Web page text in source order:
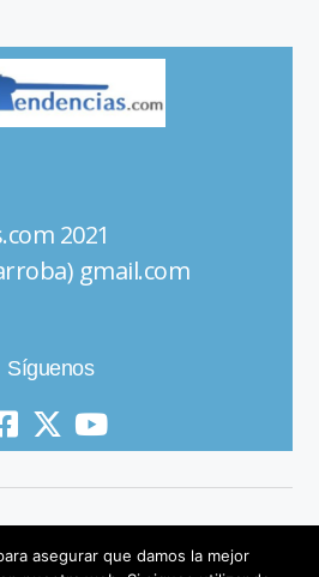
2021
gmail.com
Síguenos
asegurar que damos la mejor